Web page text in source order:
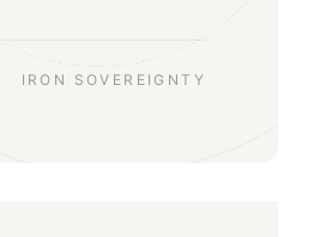
IRON SOVEREIGNTY